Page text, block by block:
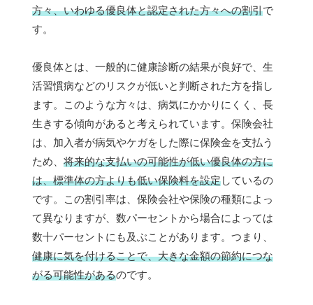
方々、いわゆる優良体と認定された方々への割引で
す。
優良体とは、一般的に健康診断の結果が良好で、生
活習慣病などのリスクが低いと判断された方を指し
ます。このような方々は、病気にかかりにくく、長
生きする傾向があると考えられています。保険会社
は、加入者が病気やケガをした際に保険金を支払う
ため、 将来的な支払いの可能性が低い優良体の方に
は、標準体の方よりも低い保険料を設定しているの
です。この割引率は、保険会社や保険の種類によっ
て異なりますが、数パーセントから場合によっては
数十パーセントにも及ぶことがあります。つまり、
健康に気を付けることで、大きな金額の節約につな
がる可能性があるのです。